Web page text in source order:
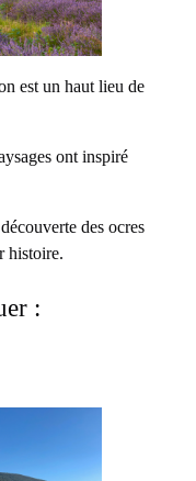
est un haut lieu de
ont inspiré
des ocres
histoire.
: